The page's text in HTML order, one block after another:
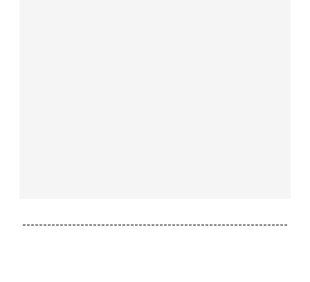
----------------------------------------------------------------